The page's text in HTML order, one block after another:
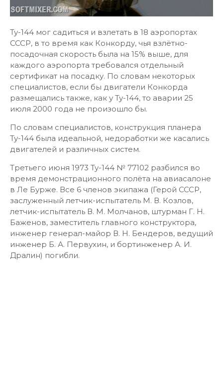
Ту-144 мог садиться и взлетать в 18 аэропортах
СССР, в то время как Конкорду, чья взлётно-
посадочная скорость была на 15% выше, для
каждого аэропорта требовался отдельный
сертификат на посадку. По словам некоторых
специалистов, если бы двигатели Конкорда
размещались также, как у Ту-144, то аварии 25
июля 2000 года не произошло бы.
По словам специалистов, конструкция планера
Ту-144 была идеальной, недоработки же касались
двигателей и различных систем.
Третьего июня 1973 Ту-144 № 77102 разбился во
время демонстрационного полёта на авиасалоне
в Ле Бурже. Все 6 членов экипажа (Герой СССР,
заслуженный летчик-испытатель М. В. Козлов,
летчик-испытатель В. М. Молчанов, штурман Г. Н.
Баженов, заместитель главного конструктора,
инженер генерал-майор В. Н. Бендеров, ведущий
инженер Б. А. Первухин, и бортинженер А. И.
Дралин) погибли.